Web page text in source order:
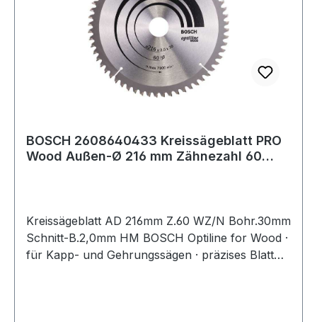
BOSCH 2608640433 Kreissägeblatt PRO
Wood Außen-Ø 216 mm Zähnezahl 60
Kreissägeblatt AD 216mm Z.60 WZ/N Bohr.30mm
Schnitt-B.2,0mm HM BOSCH Optiline for Wood ·
für Kapp- und Gehrungssägen · präzises Blatt